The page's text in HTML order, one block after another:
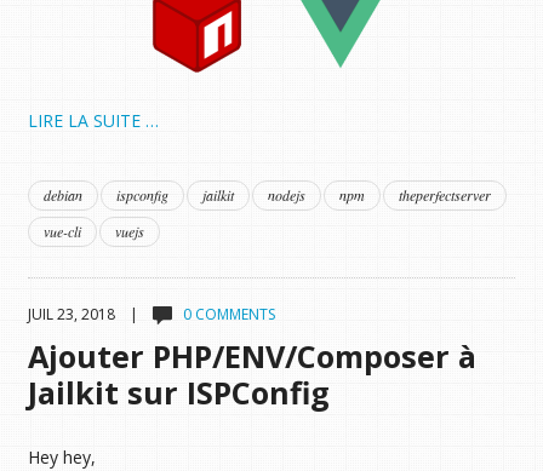
LIRE LA SUITE …
debian ispconfig jailkit nodejs npm
theperfectserver
vue-cli
vuejs
JUIL 23, 2018 | 0 COMMENTS
Ajouter PHP/ENV/Composer à
Jailkit sur ISPConfig
Hey hey,